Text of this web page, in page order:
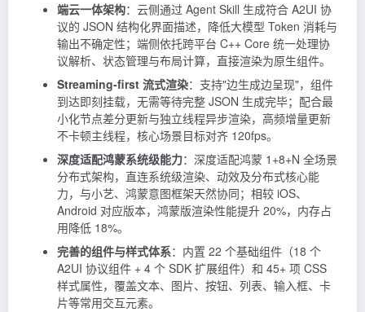
端云一体架构：云侧通过 Agent Skill 生成符合 A2UI 协
议的 JSON 结构化界面描述，降低大模型 Token 消耗与
输出不确定性；端侧依托跨平台 C++ Core 统一处理协
议解析、状态管理与布局计算，直接渲染为原生组件。
Streaming-first 流式渲染：支持"边生成边呈现"，组件
到达即刻挂载，无需等待完整 JSON 生成完毕；配合最
小化节点差分更新与独立线程异步渲染，高频增量更新
不卡顿主线程，核心场景目标对齐 120fps。
深度适配鸿蒙系统级能力：深度适配鸿蒙 1+8+N 全场景
分布式架构，直连系统级渲染、动效及分布式核心能
力，与小艺、鸿蒙意图框架天然协同；相较 iOS、
Android 对应版本，鸿蒙版渲染性能提升 20%，内存占
用降低 18%。
完善的组件与样式体系：内置 22 个基础组件（18 个
A2UI 协议组件 + 4 个 SDK 扩展组件）和 45+ 项 CSS
样式属性，覆盖文本、图片、按钮、列表、输入框、卡
片等常用交互元素。